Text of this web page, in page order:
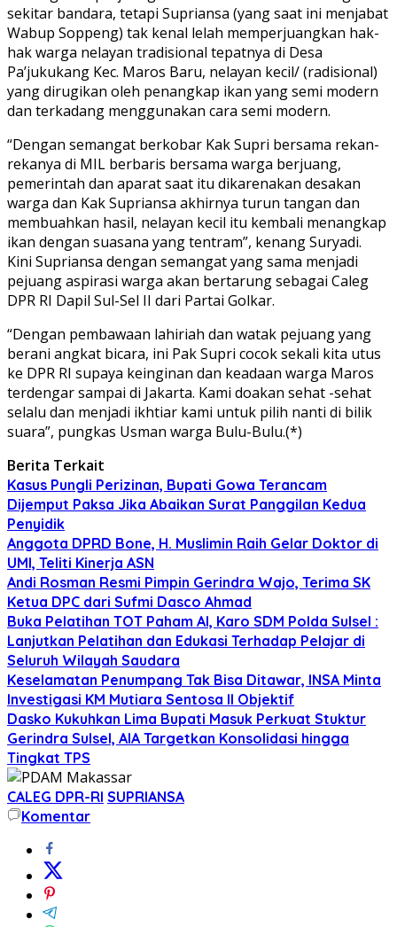
sekitar bandara, tetapi Supriansa (yang saat ini menjabat
Wabup Soppeng) tak kenal lelah memperjuangkan hak-
hak warga nelayan tradisional tepatnya di Desa
Pa’jukukang Kec. Maros Baru, nelayan kecil/ (radisional)
yang dirugikan oleh penangkap ikan yang semi modern
dan terkadang menggunakan cara semi modern.
“Dengan semangat berkobar Kak Supri bersama rekan-
rekanya di MIL berbaris bersama warga berjuang,
pemerintah dan aparat saat itu dikarenakan desakan
warga dan Kak Supriansa akhirnya turun tangan dan
membuahkan hasil, nelayan kecil itu kembali menangkap
ikan dengan suasana yang tentram”, kenang Suryadi.
Kini Supriansa dengan semangat yang sama menjadi
pejuang aspirasi warga akan bertarung sebagai Caleg
DPR RI Dapil Sul-Sel II dari Partai Golkar.
“Dengan pembawaan lahiriah dan watak pejuang yang
berani angkat bicara, ini Pak Supri cocok sekali kita utus
ke DPR RI supaya keinginan dan keadaan warga Maros
terdengar sampai di Jakarta. Kami doakan sehat -sehat
selalu dan menjadi ikhtiar kami untuk pilih nanti di bilik
suara”, pungkas Usman warga Bulu-Bulu.(*)
Berita Terkait
Kasus Pungli Perizinan, Bupati Gowa Terancam
Dijemput Paksa Jika Abaikan Surat Panggilan Kedua
Penyidik
Anggota DPRD Bone, H. Muslimin Raih Gelar Doktor di
UMI, Teliti Kinerja ASN
Andi Rosman Resmi Pimpin Gerindra Wajo, Terima SK
Ketua DPC dari Sufmi Dasco Ahmad
Buka Pelatihan TOT Paham AI, Karo SDM Polda Sulsel :
Lanjutkan Pelatihan dan Edukasi Terhadap Pelajar di
Seluruh Wilayah Saudara
Keselamatan Penumpang Tak Bisa Ditawar, INSA Minta
Investigasi KM Mutiara Sentosa II Objektif
Dasko Kukuhkan Lima Bupati Masuk Perkuat Stuktur
Gerindra Sulsel, AIA Targetkan Konsolidasi hingga
Tingkat TPS
CALEG DPR-RI SUPRIANSA
Komentar